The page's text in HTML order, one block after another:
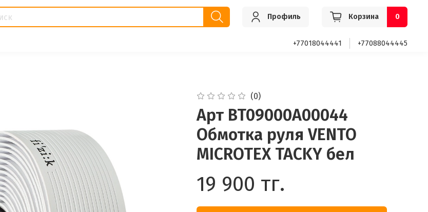
Профиль Корзина 0
+77018044441 +77088044445
(0)
Арт BT09000A00044
Обмотка руля VENTO
MICROTEX TACKY бел
19 900 тг.